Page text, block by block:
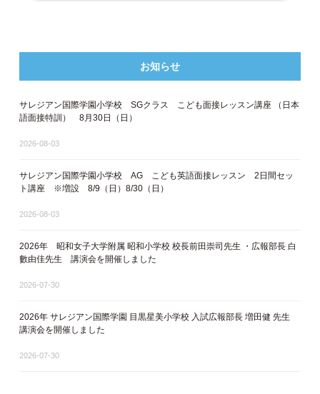
お知らせ
サレジアン国際学園小学校 SGクラス こども面接レッスン講座 ​（日本
語面接特訓​） 8月30日（日）
2026-08-03
サレジアン国際学園小学校 AG こども英語面接レッスン 2日間セッ
ト講座 ※増設 8/9（日）8/30（日）
2026-08-03
2026年 昭和女子大学附属 昭和小学校 校長前田崇司先生 ・広報部長 白
數由佳先生 講演会を開催しました
2026-07-30
2026年 サレジアン国際学園 目黒星美小学校 入試広報部長 増田健 先生
講演会を開催しました
2026-07-30